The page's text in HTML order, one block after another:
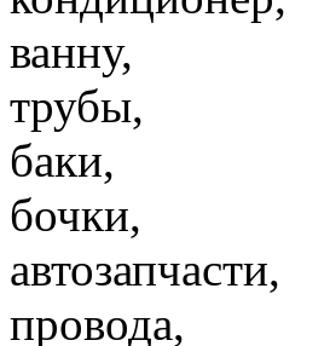
ванну,
трубы,
баки,
бочки,
автозапчасти,
провода,